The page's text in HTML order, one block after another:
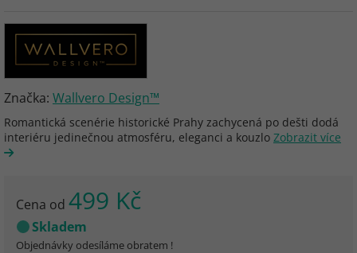
Značka: Wallvero Design™
Romantická scenérie historické Prahy zachycená po dešti dodá
interiéru jedinečnou atmosféru, eleganci a kouzlo Zobrazit více
Cena od 499 Kč
Skladem
Objednávky odesíláme obratem !